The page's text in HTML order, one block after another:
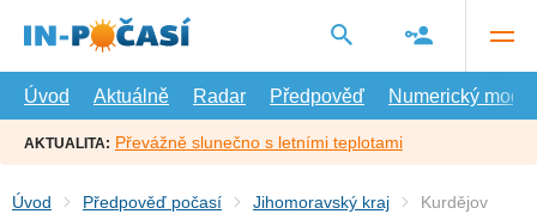
hlavní
Úvod
Aktuálně Radar Předpověď Numerický model
AKTUALITA: Převážně slunečno s letními teplotami
Úvod Předpověď počasí Jihomoravský kraj Kurdějov